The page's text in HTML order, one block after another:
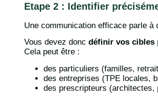
Etape 2 : Identifier
Une communication efficace parle à
Vous devez donc définir vos cibles
Cela peut être :
des particuliers (familles,
des entreprises (TPE locales,
des prescripteurs